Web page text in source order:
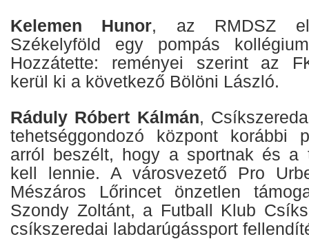
Kelemen Hunor, az RMDSZ
Székelyföld egy pompás
Hozzátette: reményei szerint az
kerül ki a következő Bölöni László.
Ráduly Róbert Kálmán,
tehetséggondozó központ korábbi
arról beszélt, hogy a sportnak és a
kell lennie. A városvezető Pro
Mészáros Lőrincet önzetlen
Szondy Zoltánt, a Futball Klub
csíkszeredai labdarúgássport